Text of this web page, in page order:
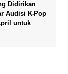
Didirikan
Audisi K-Pop
untuk